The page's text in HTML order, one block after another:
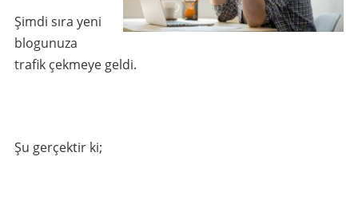
Şimdi sıra yeni
blogunuza
trafik çekmeye geldi.
Şu gerçektir ki;